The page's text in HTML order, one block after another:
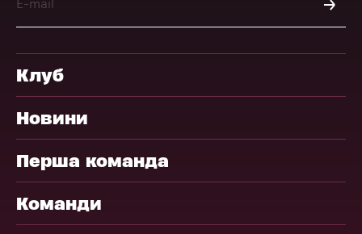
Клуб
Новини
Перша команда
Команди